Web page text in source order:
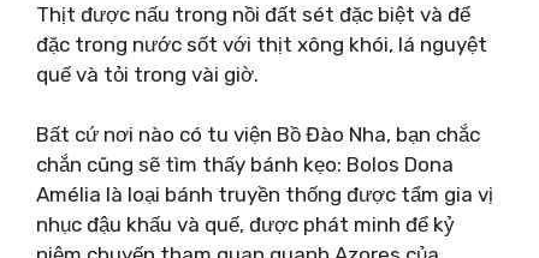
Thịt được nấu trong nồi đất sét đặc biệt và để
đặc trong nước sốt với thịt xông khói, lá nguyệt
quế và tỏi trong vài giờ.
Bất cứ nơi nào có tu viện Bồ Đào Nha, bạn chắc
chắn cũng sẽ tìm thấy bánh kẹo: Bolos Dona
Amélia là loại bánh truyền thống được tẩm gia vị
nhục đậu khấu và quế, được phát minh để kỷ